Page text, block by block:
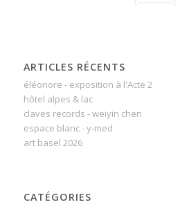
ARTICLES RÉCENTS
éléonore - exposition à l'Acte 2
hôtel alpes & lac
claves records - weiyin chen
espace blanc - y-med
art basel 2026
CATÉGORIES